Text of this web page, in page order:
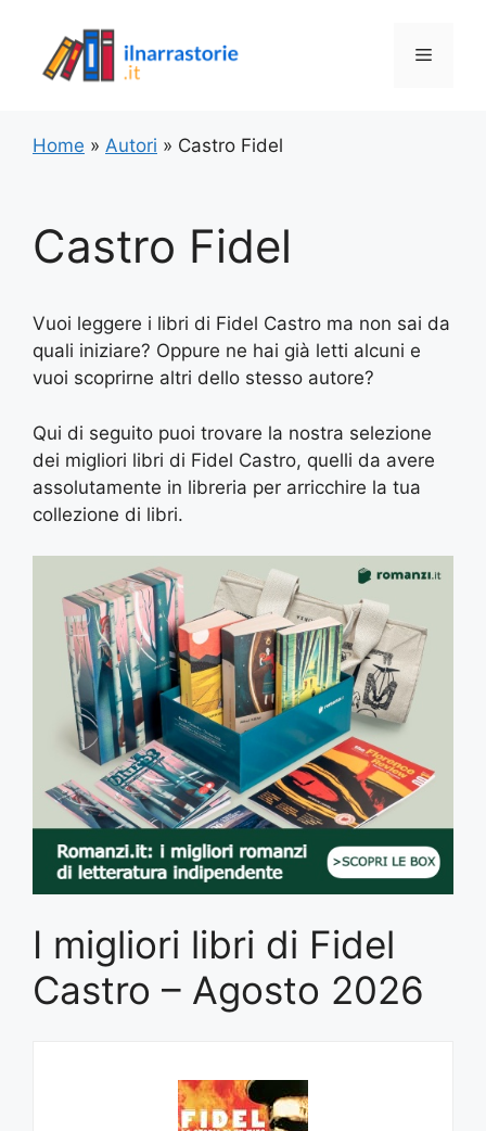
contenuto
Menu
Home » Autori » Castro Fidel
Castro Fidel
Vuoi leggere i libri di Fidel Castro ma non sai da
quali iniziare? Oppure ne hai già letti alcuni e
vuoi scoprirne altri dello stesso autore?
Qui di seguito puoi trovare la nostra selezione
dei migliori libri di Fidel Castro, quelli da avere
assolutamente in libreria per arricchire la tua
collezione di libri.
I migliori libri di Fidel
Castro – Agosto 2026